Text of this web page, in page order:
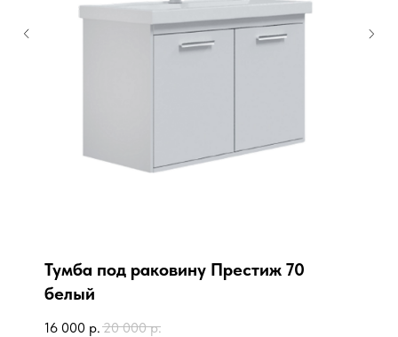
Тумба под раковину Престиж 70
белый
16 000 р. 20 000 р.